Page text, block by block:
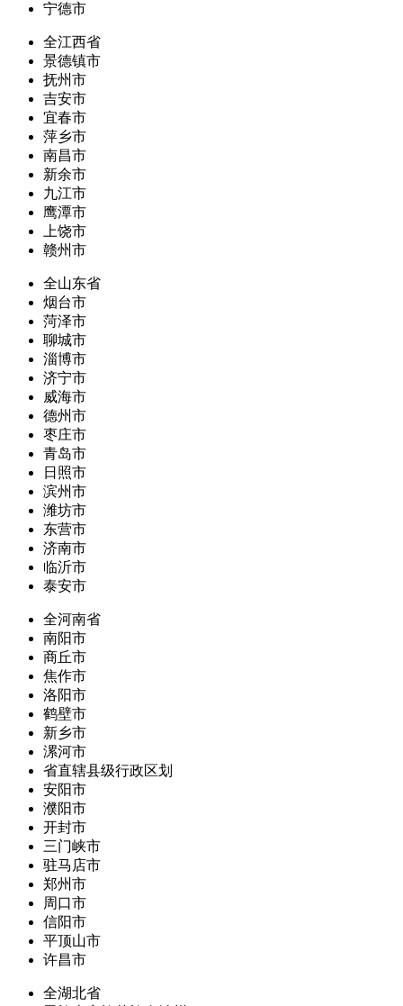
宁德市
全江西省
景德镇市
抚州市
吉安市
宜春市
萍乡市
南昌市
新余市
九江市
鹰潭市
上饶市
赣州市
全山东省
烟台市
菏泽市
聊城市
淄博市
济宁市
威海市
德州市
枣庄市
青岛市
日照市
滨州市
潍坊市
东营市
济南市
临沂市
泰安市
全河南省
南阳市
商丘市
焦作市
洛阳市
鹤壁市
新乡市
漯河市
省直辖县级行政区划
安阳市
濮阳市
开封市
三门峡市
驻马店市
郑州市
周口市
信阳市
平顶山市
许昌市
全湖北省